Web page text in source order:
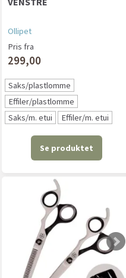
Ollipet
Pris fra
299,00
Saks/plastlomme
Effiler/plastlomme
Saks/m. etui
Effiler/m. etui
Se produktet